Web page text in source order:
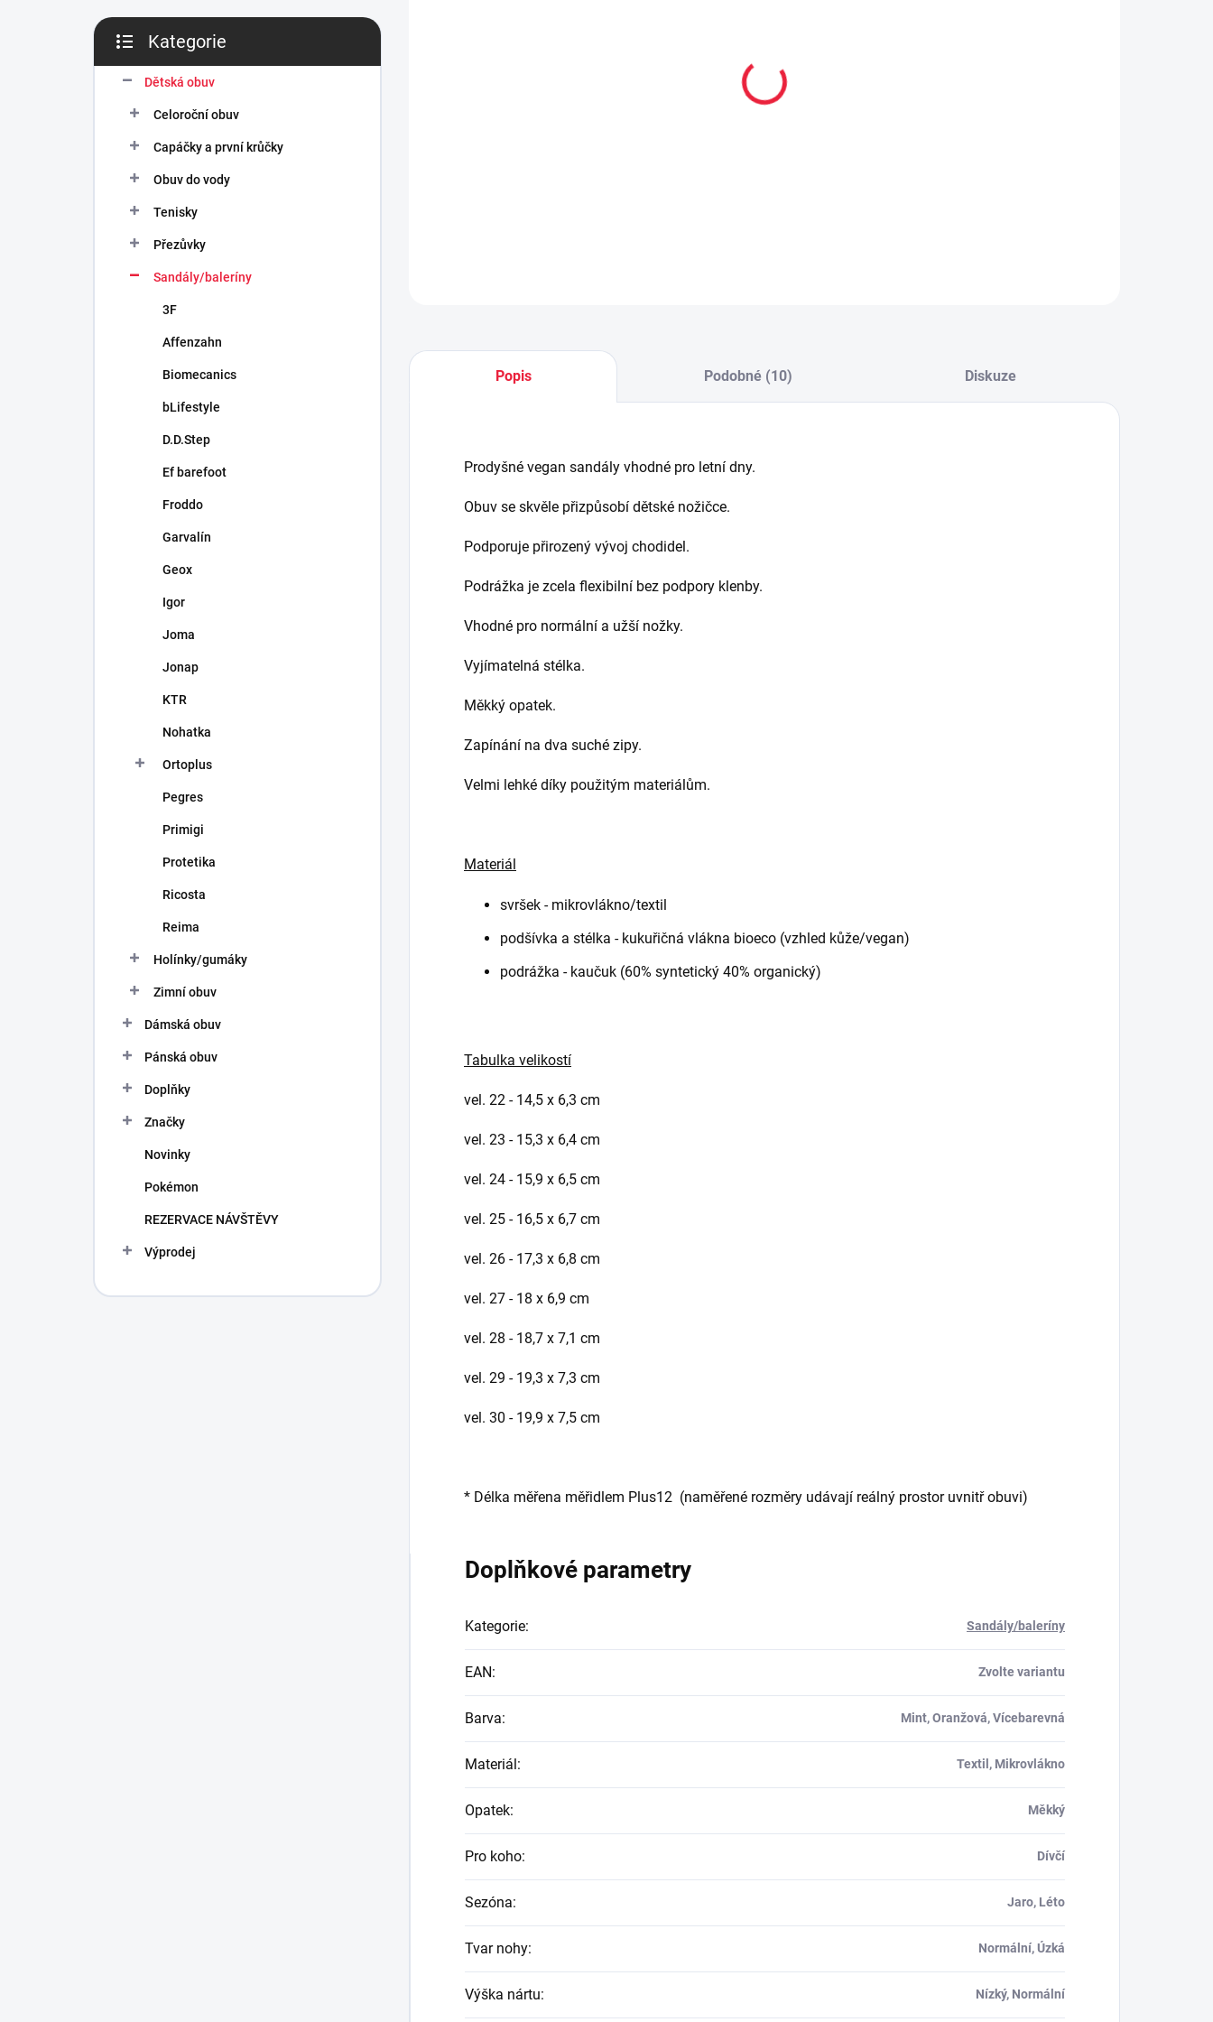
í
a
kategorie
Kategorie
Dětská obuv
Celoroční obuv
Capáčky a první krůčky
Obuv do vody
Tenisky
Přezůvky
Sandály/baleríny
3F
Affenzahn
Biomecanics
bLifestyle
D.D.Step
Ef barefoot
Froddo
Garvalín
Geox
Igor
Joma
Jonap
KTR
Nohatka
Ortoplus
Pegres
Primigi
Protetika
Ricosta
Reima
Holínky/gumáky
Zimní obuv
Dámská obuv
Pánská obuv
Doplňky
Značky
Novinky
Pokémon
REZERVACE NÁVŠTĚVY
Výprodej
MOŽNOSTI DORUČENÍ
Popis Podobné (10) Diskuze
Prodyšné vegan sandály vhodné pro letní dny.
Obuv se skvěle přizpůsobí dětské nožičce.
Podporuje přirozený vývoj chodidel.
Podrážka je zcela flexibilní bez podpory klenby.
Vhodné pro normální a užší nožky.
Vyjímatelná stélka.
Měkký opatek.
Zapínání na dva suché zipy.
Velmi lehké díky použitým materiálům.
Materiál
svršek - mikrovlákno/textil
podšívka a stélka - kukuřičná vlákna bioeco (vzhled kůže/vegan)
podrážka - kaučuk (60% syntetický 40% organický)
Tabulka velikostí
vel. 22 - 14,5 x 6,3 cm
vel. 23 - 15,3 x 6,4 cm
vel. 24 - 15,9 x 6,5 cm
vel. 25 - 16,5 x 6,7 cm
vel. 26 - 17,3 x 6,8 cm
vel. 27 - 18 x 6,9 cm
vel. 28 - 18,7 x 7,1 cm
vel. 29 - 19,3 x 7,3 cm
vel. 30 - 19,9 x 7,5 cm
* Délka měřena měřidlem Plus12 (naměřené rozměry udávají reálný prostor uvnitř obuvi)
Doplňkové parametry
Kategorie: Sandály/baleríny
EAN: Zvolte variantu
Barva: Mint, Oranžová, Vícebarevná
Materiál: Textil, Mikrovlákno
Opatek: Měkký
Pro koho: Dívčí
Sezóna: Jaro, Léto
Tvar nohy: Normální, Úzká
Výška nártu: Nízký, Normální